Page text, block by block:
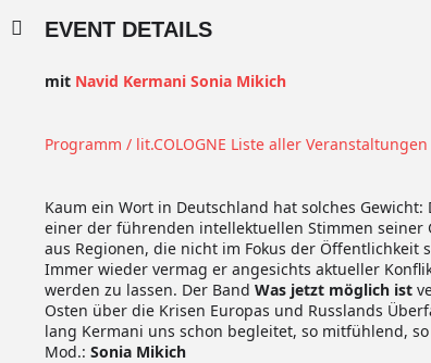
EVENT DETAILS
mit Navid Kermani Sonia Mikich
Programm / lit.COLOGNE Liste aller Veranstaltungen
Kaum ein Wort in Deutschland hat solches
einer der führenden intellektuellen Stimmen seiner
aus Regionen, die nicht im Fokus der
Immer wieder vermag er angesichts aktueller
werden zu lassen. Der Band Was jetzt möglich ist
Osten über die Krisen Europas und Russlands
lang Kermani uns schon begleitet, so mitfühlend,
Mod.: Sonia Mikich